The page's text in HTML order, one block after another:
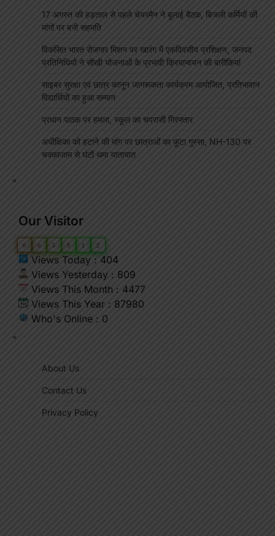
17 अगस्त की हड़ताल से पहले चेयरमैन ने बुलाई बैठक, बिजली कर्मियों की
मांगों पर बनी सहमति
विकसित भारत रोजगार मिशन पर खारंग में एकदिवसीय प्रशिक्षण, जनपद
प्रतिनिधियों ने सीखी योजनाओं के प्रभावी क्रियान्वयन की बारीकियां
साइबर सुरक्षा एवं छात्र कानून जागरूकता कार्यक्रम आयोजित, प्रतिभावान
विद्यार्थियों का हुआ सम्मान
प्रधान पाठक पर हमला, स्कूल का चपरासी गिरफ्तार
अधीक्षिका को हटाने की मांग पर छात्राओं का फूटा गुस्सा, NH-130 पर
चक्काजाम से घंटों थमा यातायात
"
Our Visitor
0 6 5 9 1 2
Views Today : 404
Views Yesterday : 809
Views This Month : 4477
Views This Year : 87980
Who's Online : 0
"
About Us
Contact Us
Privacy Policy